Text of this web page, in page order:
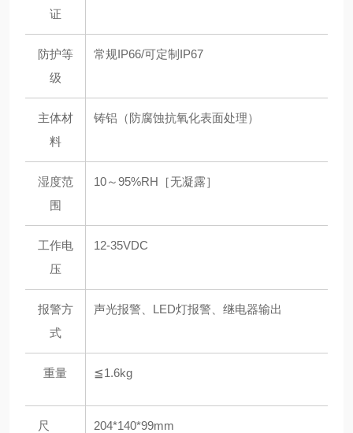
证
防护等
级
常规IP66/可定制IP67
主体材
料
铸铝（防腐蚀抗氧化表面处理）
湿度范
围
10～95%RH［无凝露］
工作电
压
12-35VDC
报警方
式
声光报警、LED灯报警、继电器输出
重量 ≦1.6kg
尺
204*140*99mm